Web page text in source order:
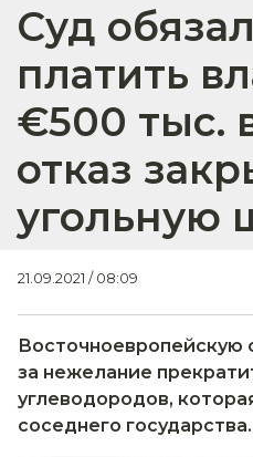
Суд
платить
€500 тыс.
отказ
угольную
21.09.2021 / 08:09
Восточноевропейскую
за нежелание
углеводородов,
соседнего государства.